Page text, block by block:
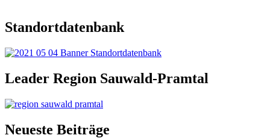
Standortdatenbank
Leader Region Sauwald-Pramtal
Neueste Beiträge